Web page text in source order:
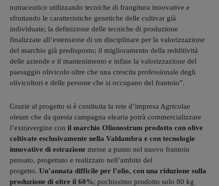
nutraceutico utilizzando tecniche di frangitura innovative e
sfruttando le caratteristiche genetiche delle cultivar già
individuate; la definizione delle tecniche di produzione
finalizzate all’estensione di un disciplinare per la valorizzazione
del marchio già predisposto; il miglioramento della redditività
delle aziende e il mantenimento e infine la valorizzazione del
paesaggio olivicolo oltre che una crescita professionale degli
olivicoltori e delle persone che si occupano del frantoio”.
Grazie al progetto si è costituita la rete d’impresa Agricolae
oleum che da questa campagna olearia potrà commercializzare
l’extravergine con il marchio Olionostrum prodotto con olive
coltivate esclusivamente nella Valdambra e con tecnologie
innovative di estrazione messe a punto nel nuovo frantoio
pensato, progettato e realizzato nell’ambito del
progetto. Un’annata difficile per l’olio, con una riduzione sulla
produzione di oltre il 60%; pochissimo prodotto solo 80 kg